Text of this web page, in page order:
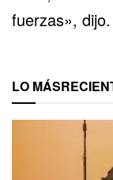
fuerzas», dijo.
LO MÁS